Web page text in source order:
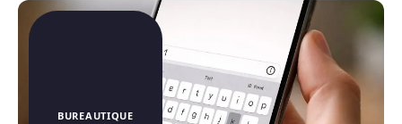
BUREAUTIQUE